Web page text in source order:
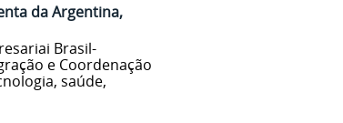
da Argentina,
Brasil-
e Coordenação
saúde,